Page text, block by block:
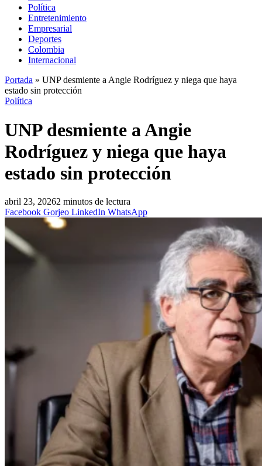
Política
Entretenimiento
Empresarial
Deportes
Colombia
Internacional
Portada » UNP desmiente a Angie Rodríguez y niega que haya
estado sin protección
Política
UNP desmiente a Angie
Rodríguez y niega que haya
estado sin protección
abril 23, 20262 minutos de lectura
Facebook Gorjeo LinkedIn WhatsApp